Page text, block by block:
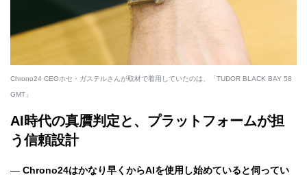
Chrono24 CEOホセ・ガステルさんが取材で着用していたのは、「TUDOR BLACK BAY 58
GMT」
AI時代の真贋判定と、プラットフォームが担
う信頼設計
― Chrono24はかなり早くからAIを使用し始めていると伺ってい